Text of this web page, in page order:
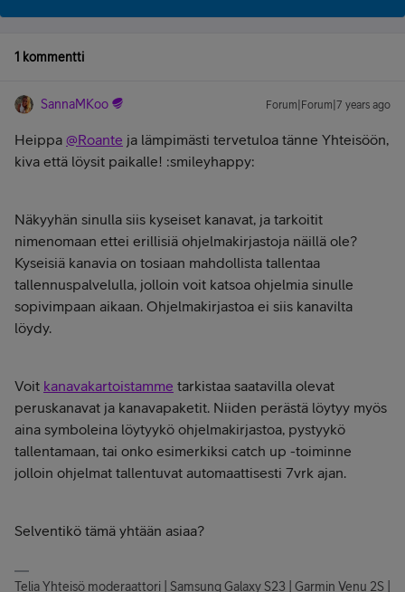
1 kommentti
SannaMKoo Forum|Forum|7 years ago
Heippa @Roante ja lämpimästi tervetuloa tänne Yhteisöön,
kiva että löysit paikalle! :smileyhappy:
Näkyyhän sinulla siis kyseiset kanavat, ja tarkoitit
nimenomaan ettei erillisiä ohjelmakirjastoja näillä ole?
Kyseisiä kanavia on tosiaan mahdollista tallentaa
tallennuspalvelulla, jolloin voit katsoa ohjelmia sinulle
sopivimpaan aikaan. Ohjelmakirjastoa ei siis kanavilta
löydy.
Voit kanavakartoistamme tarkistaa saatavilla olevat
peruskanavat ja kanavapaketit. Niiden perästä löytyy myös
aina symboleina löytyykö ohjelmakirjastoa, pystyykö
tallentamaan, tai onko esimerkiksi catch up -toiminne
jolloin ohjelmat tallentuvat automaattisesti 7vrk ajan.
Selventikö tämä yhtään asiaa?
Telia Yhteisö moderaattori | Samsung Galaxy S23 | Garmin Venu 2S |